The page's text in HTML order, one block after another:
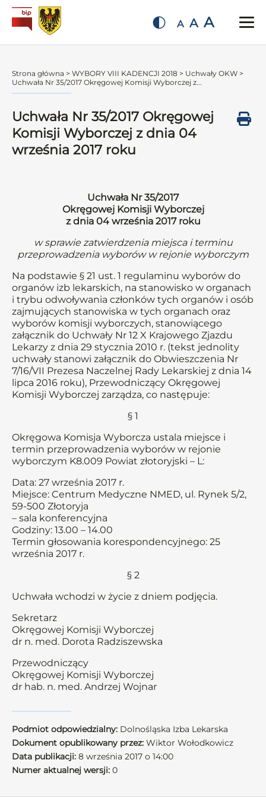
A A A
Strona główna > WYBORY VIII KADENCJI 2018 > Uchwały OKW >
Uchwała Nr 35/2017 Okręgowej Komisji Wyborczej z...
Uchwała Nr 35/2017 Okręgowej
Komisji Wyborczej z dnia 04
września 2017 roku
Uchwała Nr 35/2017
Okręgowej Komisji Wyborczej
z dnia 04 września 2017 roku
w sprawie zatwierdzenia miejsca i terminu
przeprowadzenia wyborów w rejonie wyborczym
Na podstawie § 21 ust. 1 regulaminu wyborów do
organów izb lekarskich, na stanowisko w organach
i trybu odwoływania członków tych organów i osób
zajmujących stanowiska w tych organach oraz
wyborów komisji wyborczych, stanowiącego
załącznik do Uchwały Nr 12 X Krajowego Zjazdu
Lekarzy z dnia 29 stycznia 2010 r. (tekst jednolity
uchwały stanowi załącznik do Obwieszczenia Nr
7/16/VII Prezesa Naczelnej Rady Lekarskiej z dnia 14
lipca 2016 roku), Przewodniczący Okręgowej
Komisji Wyborczej zarządza, co następuje:
§ 1
Okręgowa Komisja Wyborcza ustala miejsce i
termin przeprowadzenia wyborów w rejonie
wyborczym K8.009 Powiat złotoryjski – L:
Data: 27 września 2017 r.
Miejsce: Centrum Medyczne NMED, ul. Rynek 5/2,
59-500 Złotoryja
– sala konferencyjna
Godziny: 13.00 – 14.00
Termin głosowania korespondencyjnego: 25
września 2017 r.
§ 2
Uchwała wchodzi w życie z dniem podjęcia.
Sekretarz
Okręgowej Komisji Wyborczej
dr n. med. Dorota Radziszewska
Przewodniczący
Okręgowej Komisji Wyborczej
dr hab. n. med. Andrzej Wojnar
Podmiot odpowiedzialny: Dolnośląska Izba Lekarska
Dokument opublikowany przez: Wiktor Wołodkowicz
Data publikacji: 8 września 2017 o 14:00
Numer aktualnej wersji: 0